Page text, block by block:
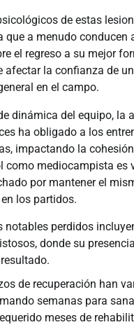
de estas
que a menudo conducen
el regreso a su mejor
afectar la confianza de
en el campo.
dinámica del equipo, la
ha obligado a los
impactando la cohesión
como mediocampista es
por mantener el
los partidos.
notables perdidos
donde su
de recuperación han
semanas para
meses de